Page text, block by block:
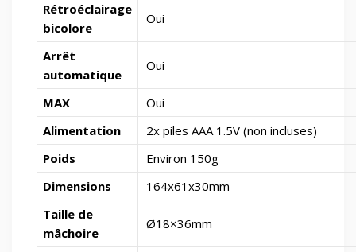
Rétroéclairage
bicolore
Oui
Arrêt
automatique
Oui
MAX
Oui
Alimentation
2x piles AAA 1.5V (non incluses)
Poids
Environ 150g
Dimensions
164x61x30mm
Taille de
mâchoire
Ø18×36mm